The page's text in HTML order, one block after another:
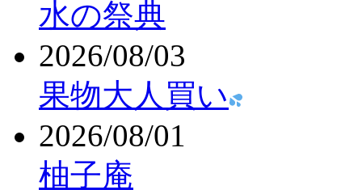
水の祭典
2026/08/03
果物大人買い
2026/08/01
柚子庵